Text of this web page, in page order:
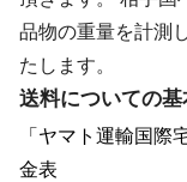
品物の重量を計測
たします。
送料についての基
「ヤマト運輸国際
金表